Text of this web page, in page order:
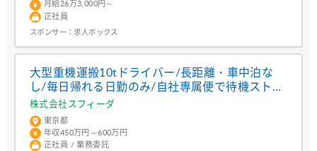
月給26万3,000円～
正社員
スポンサー：求人ボックス
大型重機運搬10tドライバー/長距離・車中泊な
し/毎日帰れる日勤のみ/自社専属便で待機ストレ
スゼロ/転勤なし
株式会社スフィーダ
東京都
年収450万円～600万円
正社員 / 業務委託